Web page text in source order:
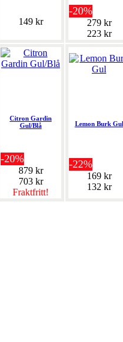
149 kr
-20%
279 kr
223 kr
Citron Gardin
Gul/Blå
-20%
879 kr
703 kr
Fraktfritt!
Lemon Burk Gul
-22%
169 kr
132 kr